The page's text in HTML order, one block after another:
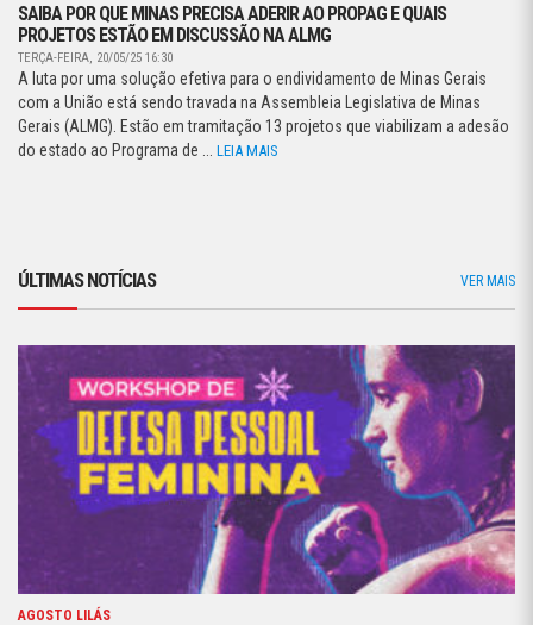
SAIBA POR QUE MINAS PRECISA ADERIR AO PROPAG E QUAIS
PROJETOS ESTÃO EM DISCUSSÃO NA ALMG
TERÇA-FEIRA, 20/05/25 16:30
A luta por uma solução efetiva para o endividamento de Minas Gerais
com a União está sendo travada na Assembleia Legislativa de Minas
Gerais (ALMG). Estão em tramitação 13 projetos que viabilizam a adesão
do estado ao Programa de ... LEIA MAIS
ÚLTIMAS NOTÍCIAS VER MAIS
AGOSTO LILÁS